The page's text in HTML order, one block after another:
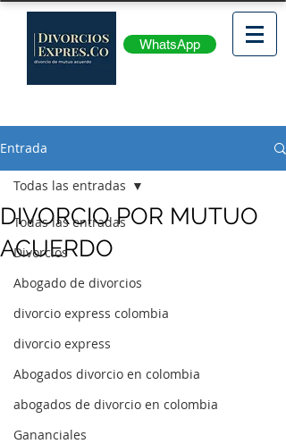
WhatsApp
Entrada
Todas las entradas
Divorcios
Abogado de divorcios
divorcio express colombia
divorcio express
Abogados divorcio en colombia
abogados de divorcio en colombia
Gananciales
Todas las entradas
DIVORCIO POR MUTUO
ACUERDO